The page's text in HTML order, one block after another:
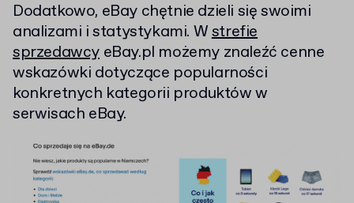
Dodatkowo, eBay chętnie dzieli się swoimi
analizami i statystykami. Wstrefie
sprzedawcy eBay.pl możemy znaleźć cenne
wskazówki dotyczące popularności
konkretnych kategorii produktów w
serwisach eBay.